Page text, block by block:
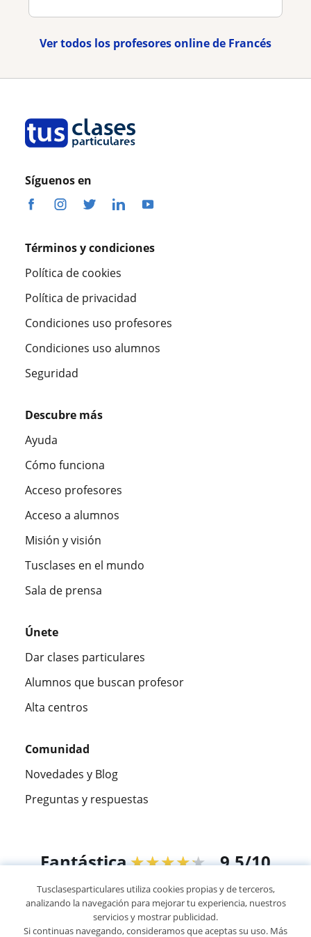
Ver todos los profesores online de Francés
Síguenos en
Términos y condiciones
Política de cookies
Política de privacidad
Condiciones uso profesores
Condiciones uso alumnos
Seguridad
Descubre más
Ayuda
Cómo funciona
Acceso profesores
Acceso a alumnos
Misión y visión
Tusclases en el mundo
Sala de prensa
Únete
Dar clases particulares
Alumnos que buscan profesor
Alta centros
Comunidad
Novedades y Blog
Preguntas y respuestas
Fantástica★★★★★ 9,5/10
305994opiniones de alumnos
© 2007 - 2026 Tus clases particulares
Tusclasesparticulares utiliza cookies propias y de terceros,
analizando la navegación para mejorar tu experiencia, nuestros
servicios y mostrar publicidad.
Si continuas navegando, consideramos que aceptas su uso. Más